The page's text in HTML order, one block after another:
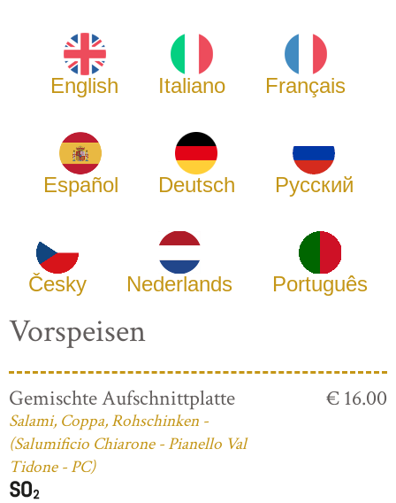
English Italiano Français
Español Deutsch Русский
Česky Nederlands Português
Vorspeisen
Gemischte Aufschnittplatte
Salami, Coppa, Rohschinken -
(Salumificio Chiarone - Pianello Val
Tidone - PC)
€ 16.00